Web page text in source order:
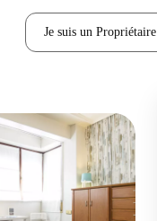
Je suis un Propriétaire